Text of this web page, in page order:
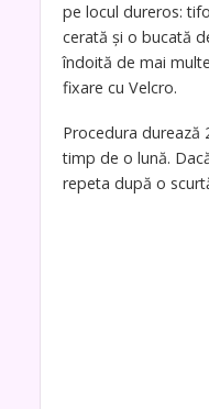
pe locul dureros:
cerată și o bucată
îndoită de mai
fixare cu Velcro.
Procedura durează
timp de o lună.
repeta după o